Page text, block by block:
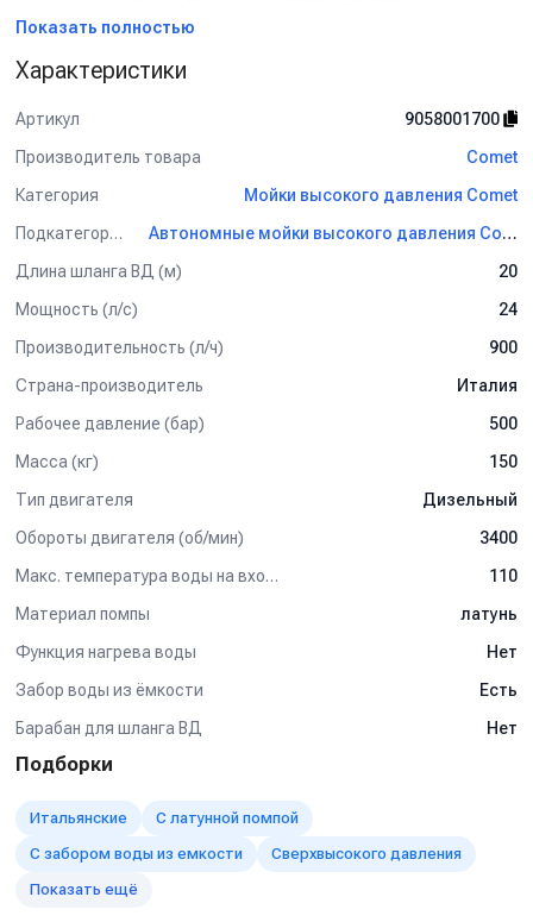
Шланг высокого давления 20 м
Струйная трубка (копьё)
Форсунка
Показать полностью
Характеристики
Артикул
9058001700
Производитель товара
Comet
Категория
Мойки высокого давления Comet
Подкатегория
Автономные мойки высокого давления Comet
Длина шланга ВД (м)
20
Мощность (л/с)
24
Производительность (л/ч)
900
Страна-производитель
Италия
Рабочее давление (бар)
500
Масса (кг)
150
Тип двигателя
Дизельный
Обороты двигателя (об/мин)
3400
Макс. температура воды на входе (°C)
110
Материал помпы
латунь
Функция нагрева воды
Нет
Забор воды из ёмкости
Есть
Барабан для шланга ВД
Нет
Подборки
Итальянские
С латунной помпой
С забором воды из емкости
Сверхвысокого давления
Показать ещё